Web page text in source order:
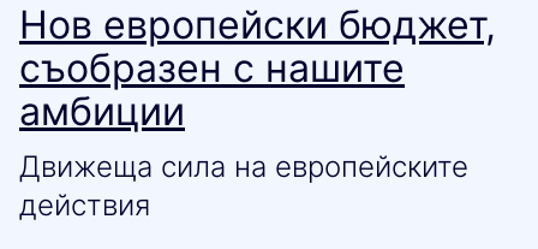
Нов европейски бюджет,
съобразен с нашите
амбиции
Движеща сила на европейските
действия